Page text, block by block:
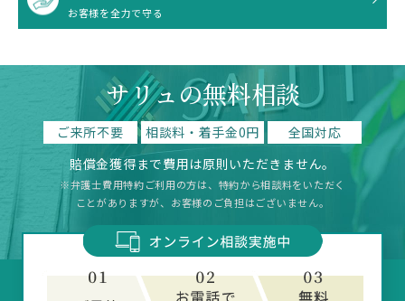
お客様を全力で守る
サリュの無料相談
ご来所不要 相談料・着手金0円
全国対応
賠償金獲得まで費用は原則いただきません。
※弁護士費用特約ご利用の方は、特約から相談料をいただく
ことがありますが、お客様のご負担はございません。